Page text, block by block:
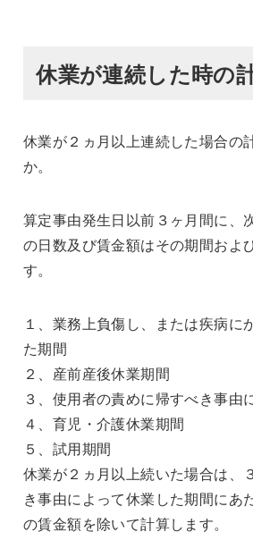
休業が連続した時の
休業が２ヵ月以上連続した場合の
か。
算定事由発生日以前３ヶ月間に、
の日数及び賃金額はその期間およ
す。
１、業務上負傷し、または疾病に
た期間
２、産前産後休業期間
３、使用者の責めに帰すべき事由
４、育児・介護休業期間
５、試用期間
休業が２ヵ月以上続いた場合は、
き事由によって休業した期間にあ
の賃金額を除いて計算します。